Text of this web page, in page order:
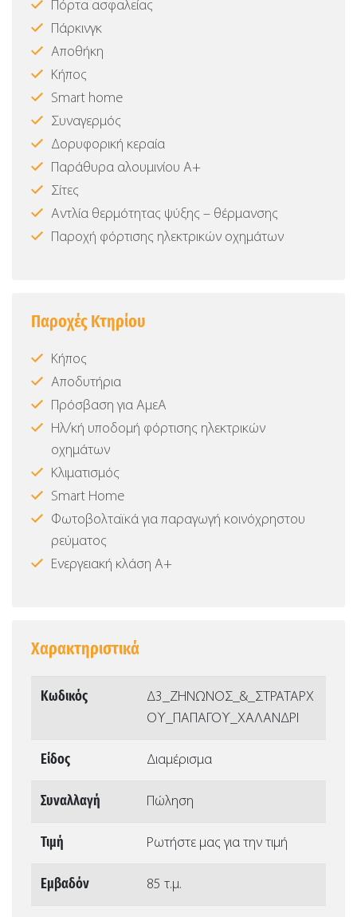
Πόρτα ασφαλείας
Πάρκινγκ
Αποθήκη
Κήπος
Smart home
Συναγερμός
Δορυφορική κεραία
Παράθυρα αλουμινίου Α+
Σίτες
Αντλία θερμότητας ψύξης – θέρμανσης
Παροχή φόρτισης ηλεκτρικών οχημάτων
Παροχές Κτηρίου
Κήπος
Αποδυτήρια
Πρόσβαση για ΑμεΑ
Ηλ/κή υποδομή φόρτισης ηλεκτρικών
οχημάτων
Κλιματισμός
Smart Home
Φωτοβολταϊκά για παραγωγή κοινόχρηστου
ρεύματος
Ενεργειακή κλάση Α+
Χαρακτηριστικά
Κωδικός
Δ3_ΖΗΝΩΝΟΣ_&_ΣΤΡΑΤΑΡΧ
ΟΥ_ΠΑΠΑΓΟΥ_ΧΑΛΑΝΔΡΙ
Είδος Διαμέρισμα
Συναλλαγή Πώληση
Τιμή Ρωτήστε μας για την τιμή
Εμβαδόν 85 τ.μ.